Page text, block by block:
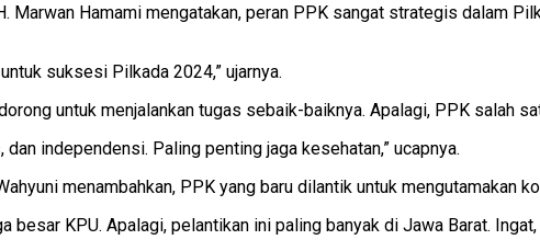
Marwan Hamami mengatakan, peran PPK sangat strategis dalam
suksesi Pilkada 2024,” ujarnya.
untuk menjalankan tugas sebaik-baiknya. Apalagi, PPK salah
independensi. Paling penting jaga kesehatan,” ucapnya.
menambahkan, PPK yang baru dilantik untuk mengutamakan
besar KPU. Apalagi, pelantikan ini paling banyak di Jawa Barat.